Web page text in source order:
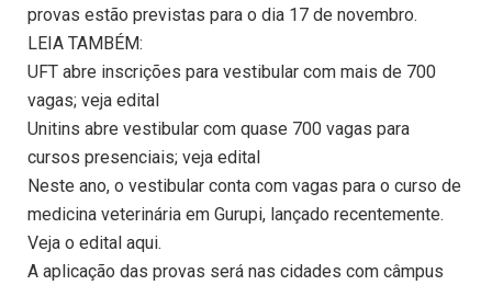
provas estão previstas para o dia 17 de novembro.
LEIA TAMBÉM:
UFT abre inscrições para vestibular com mais de 700
vagas; veja edital
Unitins abre vestibular com quase 700 vagas para
cursos presenciais; veja edital
Neste ano, o vestibular conta com vagas para o curso de
medicina veterinária em Gurupi, lançado recentemente.
Veja o edital aqui.
A aplicação das provas será nas cidades com câmpus